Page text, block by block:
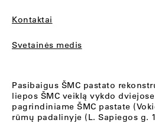
Kontaktai
Svetainės medis
Pasibaigus ŠMC pastato
liepos ŠMC veiklą vykdo
pagrindiniame ŠMC pastate
rūmų padalinyje (L. Sapiegos g.